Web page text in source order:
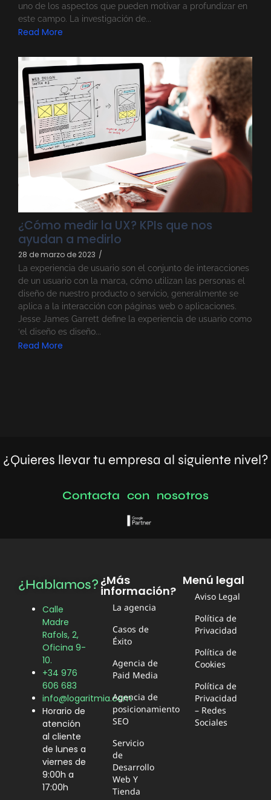
uno de los aspectos que pueden motivar a profundizar en
este campo. La investigación de...
Read More
¿Cómo medir la UX? KPIs que nos
ayudan a medirlo
28 de marzo de 2023 /
La experiencia de usuario son el conjunto de interacciones
de un usuario con la marca, cómo utilizan las personas el
diseño de nuestro producto o servicio, generalmente se
aplica a la interacción con páginas web o aplicaciones.
Jesse James Garrett define la experiencia de usuario como
‘el diseño es diseño...
Read More
¿Quieres llevar tu empresa al siguiente nivel?
Contacta con nosotros
¿Hablamos?
Calle
Madre
Rafols, 2,
Oficina 9-
10.
+34 976
606 683
info@logaritmia.com
Horario de
atención
al cliente
de lunes a
viernes de
9:00h a
17:00h
¿Más
información?
La agencia
Casos de
Éxito
Agencia de
Paid Media
Agencia de
posicionamiento
SEO
Servicio
de
Desarrollo
Web Y
Tienda
Menú legal
Aviso Legal
Política de
Privacidad
Política de
Cookies
Política de
Privacidad
– Redes
Sociales